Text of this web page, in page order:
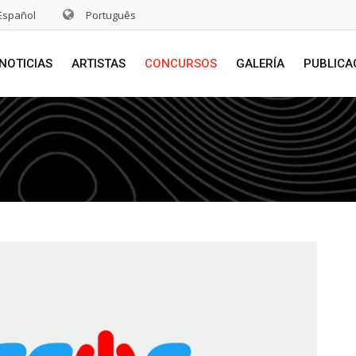
Português
ARTISTAS CONCURSOS GALERÍA